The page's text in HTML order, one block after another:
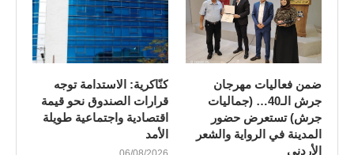
ضمن فعاليات مهرجان
جرش الـ40… (جماليات
جرش) تستعرض حضور
المدينة في الرواية والشعر
الأردني
كنّاكرية: الاستدامة توجه
قرارات الصندوق نحو قيمة
اقتصادية واجتماعية طويلة
الأمد